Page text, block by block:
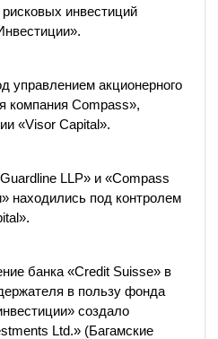
инвестиций
управлением акционерного
компания Compass»,
«Visor Capital».
LLP» и «Compass
находились под контролем
банка «Credit Suisse» в
в пользу фонда
создало
Ltd.» (Багамские